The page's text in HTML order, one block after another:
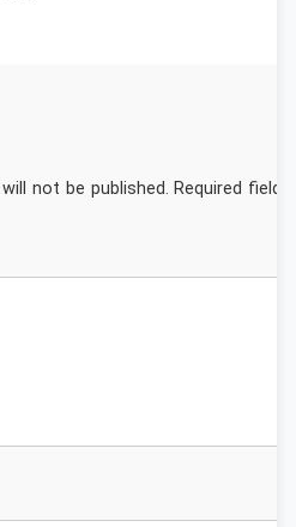
not be published. Required fields